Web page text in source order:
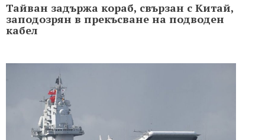
Тайван задържа кораб, свързан с Китай,
заподозрян в прекъсване на подводен
кабел